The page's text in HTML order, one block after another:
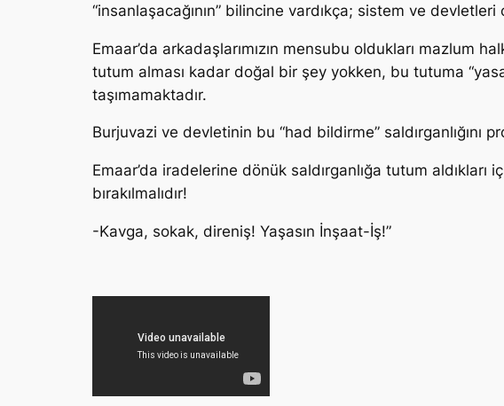
“insanlaşacağının” bilincine vardıkça; sistem ve devletleri
Emaar’da arkadaşlarımızın mensubu oldukları mazlum
tutum alması kadar doğal bir şey yokken, bu tutuma
taşımamaktadır.
Burjuvazi ve devletinin bu “had bildirme” saldırganlığını
Emaar’da iradelerine dönük saldırganlığa tutum aldıkları
bırakılmalıdır!
-Kavga, sokak, direniş! Yaşasın İnşaat-İş!”